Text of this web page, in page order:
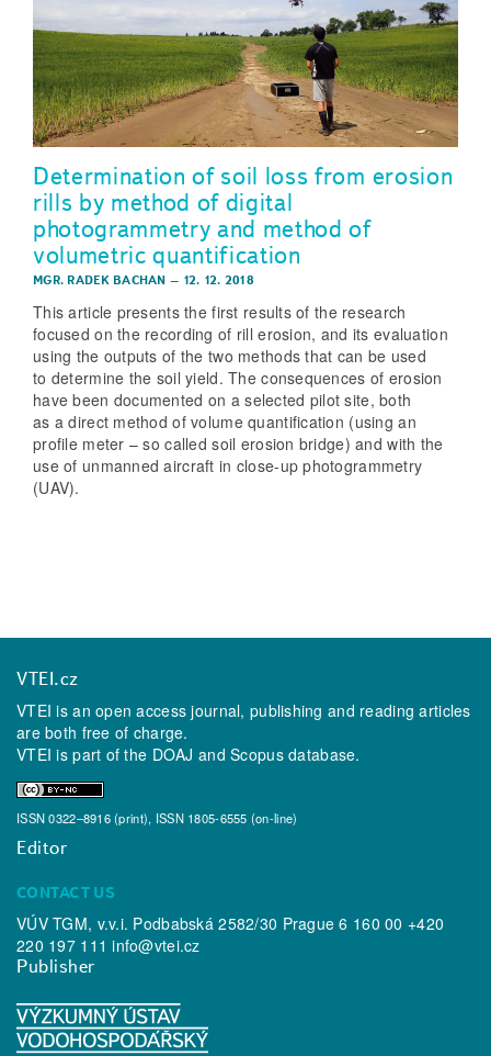
Determination of soil loss from erosion
rills by method of digital
photogrammetry and method of
volumetric quantification
MGR. RADEK BACHAN – 12. 12. 2018
This article presents the first results of the research
focused on the recording of rill erosion, and its evaluation
using the outputs of the two methods that can be used
to determine the soil yield. The consequences of erosion
have been documented on a selected pilot site, both
as a direct method of volume quantification (using an
profile meter – so called soil erosion bridge) and with the
use of unmanned aircraft in close-up photogrammetry
(UAV).
VTEI.cz
VTEI is an open access journal, publishing and reading articles
are both free of charge.
VTEI is part of the DOAJ andScopusdatabase.
ISSN 0322–8916 (print), ISSN 1805-6555 (on-line)
Editor
CONTACT US
VÚV TGM, v.v.i. Podbabská 2582/30 Prague 6 160 00 +420
220 197 111info@vtei.cz
Publisher